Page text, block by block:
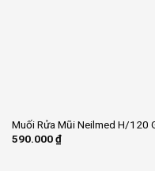
Muối Rửa Mũi Neilmed H/120
590.000₫